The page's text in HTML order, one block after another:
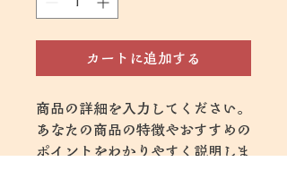
カートに追加する
商品の詳細を入力してください。
あなたの商品の特徴やおすすめの
ポイントをわかりやすく説明しま